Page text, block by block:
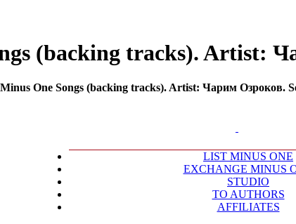
(backing tracks). Artist:
One Songs (backing tracks). Artist: Чарим Озроков.
LIST MINUS ONE
EXCHANGE MINUS
STUDIO
TO AUTHORS
AFFILIATES